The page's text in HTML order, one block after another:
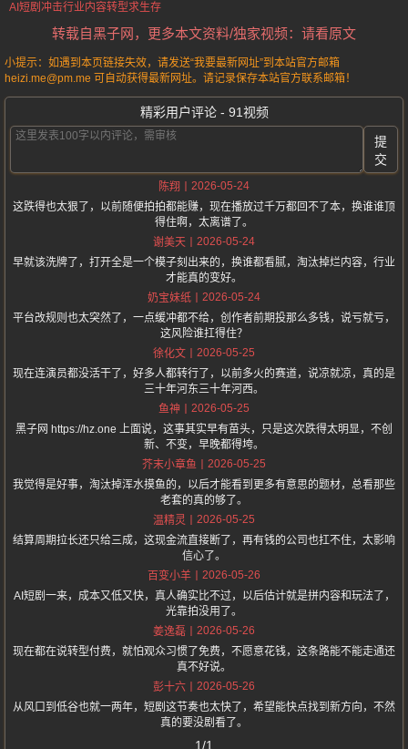
AI短剧冲击行业内容转型求生存
转载自黑子网，更多本文资料/独家视频：请看原文
小提示：如遇到本页链接失效，请发送“我要最新网址”到本站官方邮箱
heizi.me@pm.me 可自动获得最新网址。请记录保存本站官方联系邮箱！
精彩用户评论 - 91视频
提
交
陈翔
2026-05-24
这跌得也太狠了，以前随便拍拍都能赚，现在播放过千万都回不了本，换谁谁顶
得住啊，太离谱了。
谢美天
2026-05-24
早就该洗牌了，打开全是一个模子刻出来的，换谁都看腻，淘汰掉烂内容，行业
才能真的变好。
奶宝妹纸
2026-05-24
平台改规则也太突然了，一点缓冲都不给，创作者前期投那么多钱，说亏就亏，
这风险谁扛得住？
徐化文
2026-05-25
现在连演员都没活干了，好多人都转行了，以前多火的赛道，说凉就凉，真的是
三十年河东三十年河西。
鱼神
2026-05-25
黑子网 https://hz.one 上面说，这事其实早有苗头，只是这次跌得太明显，不创
新、不变，早晚都得垮。
芥末小章鱼
2026-05-25
我觉得是好事，淘汰掉浑水摸鱼的，以后才能看到更多有意思的题材，总看那些
老套的真的够了。
温精灵
2026-05-25
结算周期拉长还只给三成，这现金流直接断了，再有钱的公司也扛不住，太影响
信心了。
百变小羊
2026-05-26
AI短剧一来，成本又低又快，真人确实比不过，以后估计就是拼内容和玩法了，
光靠拍没用了。
姜逸磊
2026-05-26
现在都在说转型付费，就怕观众习惯了免费，不愿意花钱，这条路能不能走通还
真不好说。
彭十六
2026-05-26
从风口到低谷也就一两年，短剧这节奏也太快了，希望能快点找到新方向，不然
真的要没剧看了。
1/1